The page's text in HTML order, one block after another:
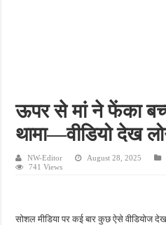
पेड़ लगाने के विवाद ने लिया हिंसक मोड़, महिला पर
ऊपर से मां ने फेंका
थामा—वीडियो देख
NW-Editor August 28, 2025
741 Views
सोशल मीडिया पर कई बार कुछ ऐसे वीडियोज